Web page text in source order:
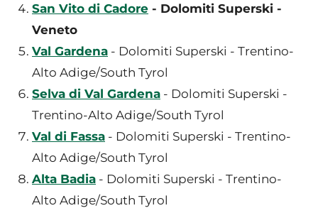
San Vito di Cadore - Dolomiti Superski -
Veneto
Val Gardena - Dolomiti Superski - Trentino-
Alto Adige/South Tyrol
Selva di Val Gardena - Dolomiti Superski -
Trentino-Alto Adige/South Tyrol
Val di Fassa - Dolomiti Superski - Trentino-
Alto Adige/South Tyrol
Alta Badia - Dolomiti Superski - Trentino-
Alto Adige/South Tyrol